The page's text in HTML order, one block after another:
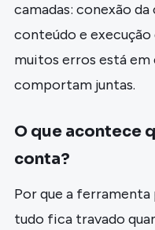
camadas: conexão
conteúdo e execução
muitos erros está em
comportam juntas.
O que acontece
conta?
Por que a
tudo fica travado